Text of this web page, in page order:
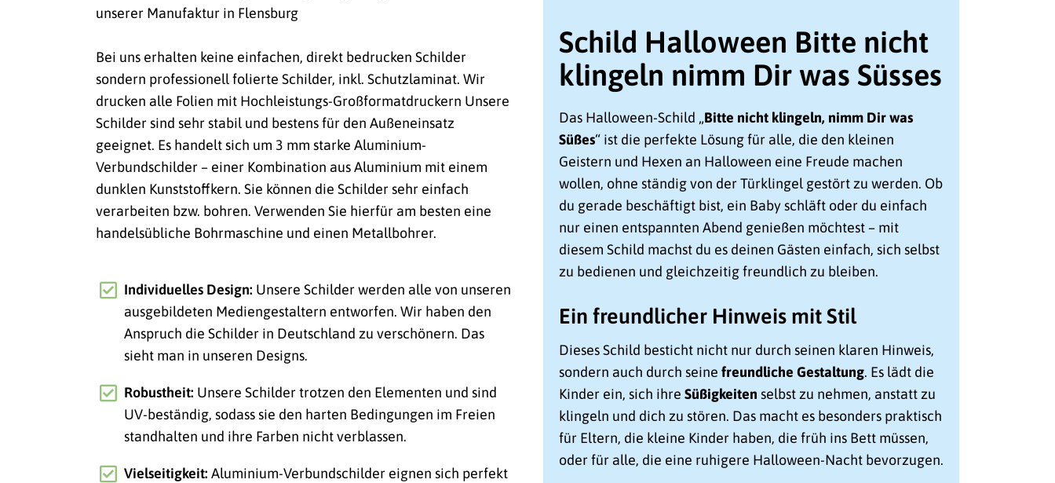
unserer Manufaktur in Flensburg
Bei uns erhalten keine einfachen, direkt bedrucken Schilder
sondern professionell folierte Schilder, inkl. Schutzlaminat. Wir
drucken alle Folien mit Hochleistungs-Großformatdruckern Unsere
Schilder sind sehr stabil und bestens für den Außeneinsatz
geeignet. Es handelt sich um 3 mm starke Aluminium-
Verbundschilder – einer Kombination aus Aluminium mit einem
dunklen Kunststoffkern. Sie können die Schilder sehr einfach
verarbeiten bzw. bohren. Verwenden Sie hierfür am besten eine
handelsübliche Bohrmaschine und einen Metallbohrer.
Individuelles Design: Unsere Schilder werden alle von unseren
ausgebildeten Mediengestaltern entworfen. Wir haben den
Anspruch die Schilder in Deutschland zu verschönern. Das
sieht man in unseren Designs.
Robustheit: Unsere Schilder trotzen den Elementen und sind
UV-beständig, sodass sie den harten Bedingungen im Freien
standhalten und ihre Farben nicht verblassen.
Vielseitigkeit: Aluminium-Verbundschilder eignen sich perfekt
Schild Halloween Bitte nicht
klingeln nimm Dir was Süsses
Das Halloween-Schild „Bitte nicht klingeln, nimm Dir was
Süßes“ ist die perfekte Lösung für alle, die den kleinen
Geistern und Hexen an Halloween eine Freude machen
wollen, ohne ständig von der Türklingel gestört zu werden. Ob
du gerade beschäftigt bist, ein Baby schläft oder du einfach
nur einen entspannten Abend genießen möchtest – mit
diesem Schild machst du es deinen Gästen einfach, sich selbst
zu bedienen und gleichzeitig freundlich zu bleiben.
Ein freundlicher Hinweis mit Stil
Dieses Schild besticht nicht nur durch seinen klaren Hinweis,
sondern auch durch seine freundliche Gestaltung. Es lädt die
Kinder ein, sich ihre Süßigkeiten selbst zu nehmen, anstatt zu
klingeln und dich zu stören. Das macht es besonders praktisch
für Eltern, die kleine Kinder haben, die früh ins Bett müssen,
oder für alle, die eine ruhigere Halloween-Nacht bevorzugen.